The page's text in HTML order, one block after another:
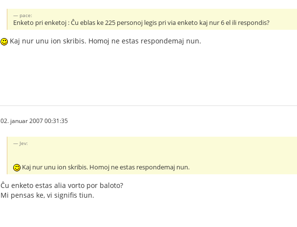
pace:
Enketo pri enketoj : Ĉu eblas ke 225 personoj legis pri via enketo kaj nur 6 el ili respondis?
Kaj nur unu ion skribis. Homoj ne estas respondemaj nun.
02. januar 2007 00:31:35
Jev:
Kaj nur unu ion skribis. Homoj ne estas respondemaj nun.
Ĉu enketo estas alia vorto por baloto?
Mi pensas ke, vi signifis tiun.